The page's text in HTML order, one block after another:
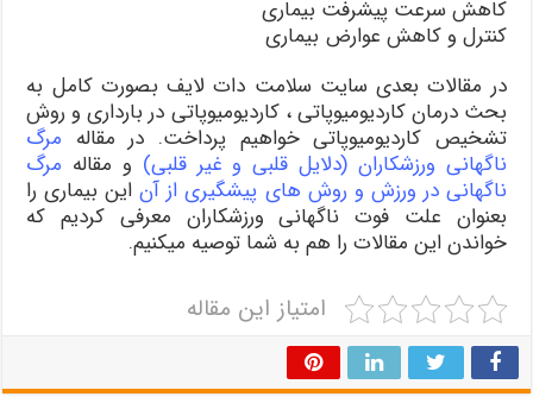
کاهش سرعت پیشرفت بیماری
کنترل و کاهش عوارض بیماری
در مقالات بعدی سایت سلامت دات لایف بصورت کامل به
بحث درمان کاردیومیوپاتی ، کاردیومیوپاتی در بارداری و روش
تشخیص کاردیومیوپاتی خواهیم پرداخت. در مقاله مرگ
ناگهانی ورزشکاران (دلایل قلبی و غیر قلبی) و مقاله مرگ
ناگهانی در ورزش و روش های پیشگیری از آناین بیماری را
بعنوان علت فوت ناگهانی ورزشکاران معرفی کردیم که
خواندن این مقالات را هم به شما توصیه میکنیم.
امتیاز این مقاله